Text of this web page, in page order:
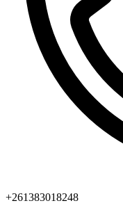
+261383018248